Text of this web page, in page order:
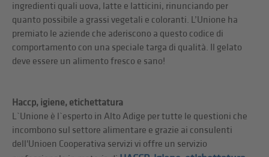
ingredienti quali uova, latte e latticini, rinunciando per
quanto possibile a grassi vegetali e coloranti. L’Unione ha
premiato le aziende che aderiscono a questo codice di
comportamento con una speciale targa di qualità. Il gelato
deve essere un alimento fresco e sano!
Haccp, igiene, etichettatura
L`Unione è l`esperto in Alto Adige per tutte le questioni che
incombono sul settore alimentare e grazie ai consulenti
dell'Unioen Cooperativa servizi vi offre un servizio